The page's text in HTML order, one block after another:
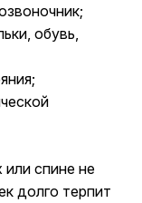
обувь,
спине не
долго терпит